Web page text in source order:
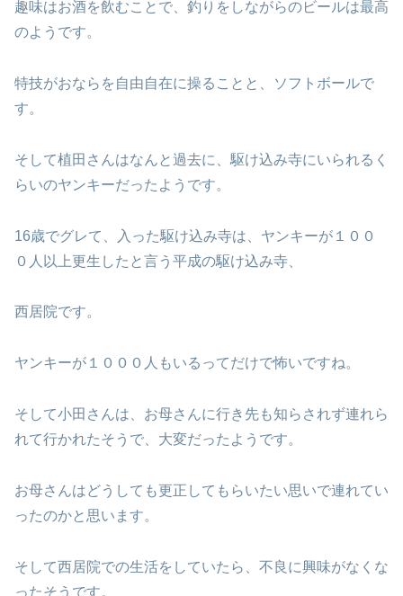
趣味はお酒を飲むことで、釣りをしながらのビールは最高
のようです。
特技がおならを自由自在に操ることと、ソフトボールで
す。
そして植田さんはなんと過去に、駆け込み寺にいられるく
らいのヤンキーだったようです。
16歳でグレて、入った駆け込み寺は、ヤンキーが１００
０人以上更生したと言う平成の駆け込み寺、
西居院です。
ヤンキーが１０００人もいるってだけで怖いですね。
そして小田さんは、お母さんに行き先も知らされず連れら
れて行かれたそうで、大変だったようです。
お母さんはどうしても更正してもらいたい思いで連れてい
ったのかと思います。
そして西居院での生活をしていたら、不良に興味がなくな
ったそうです。